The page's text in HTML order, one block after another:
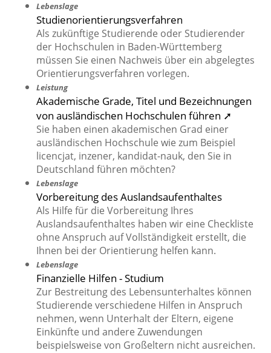
Lebenslage
Studienorientierungsverfahren
Als zukünftige Studierende oder Studierender
der Hochschulen in Baden-Württemberg
müssen Sie einen Nachweis über ein abgelegtes
Orientierungsverfahren vorlegen.
Leistung
Akademische Grade, Titel und Bezeichnungen
von ausländischen Hochschulen führen ➚
Sie haben einen akademischen Grad einer
ausländischen Hochschule wie zum Beispiel
licencjat, inzener, kandidat-nauk, den Sie in
Deutschland führen möchten?
Lebenslage
Vorbereitung des Auslandsaufenthaltes
Als Hilfe für die Vorbereitung Ihres
Auslandsaufenthaltes haben wir eine Checkliste
ohne Anspruch auf Vollständigkeit erstellt, die
Ihnen bei der Orientierung helfen kann.
Lebenslage
Finanzielle Hilfen - Studium
Zur Bestreitung des Lebensunterhaltes können
Studierende verschiedene Hilfen in Anspruch
nehmen, wenn Unterhalt der Eltern, eigene
Einkünfte und andere Zuwendungen
beispielsweise von Großeltern nicht ausreichen.